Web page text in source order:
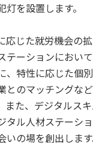
を設置します。
応じた就労機会の
テーションにおい
、特性に応じた個
とのマッチングな
また、デジタルス
タル人材ステーシ
の場を創出します